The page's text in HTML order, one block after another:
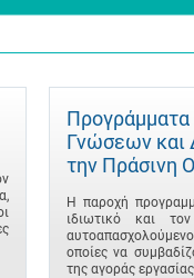
Προγράμματα
Γνώσεων και
την Πράσινη
Η παροχή
ιδιωτικό και
οποίες να
της αγοράς